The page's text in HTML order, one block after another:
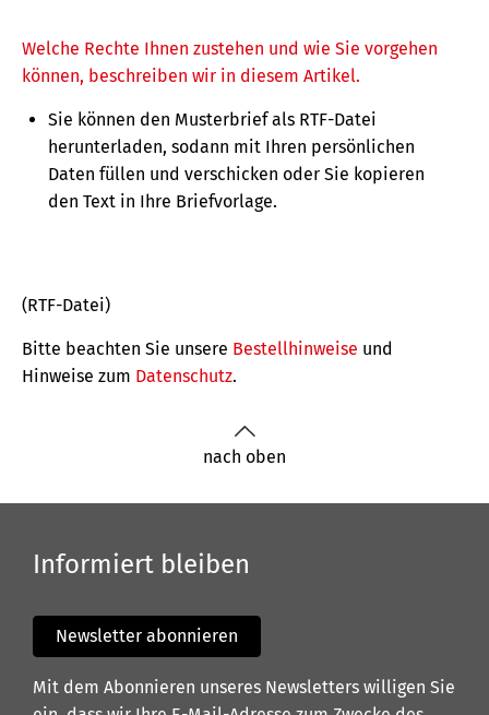
Welche Rechte Ihnen zustehen und wie Sie vorgehen
können, beschreiben wir in diesem Artikel.
Sie können den Musterbrief als RTF-Datei
herunterladen, sodann mit Ihren persönlichen
Daten füllen und verschicken oder Sie kopieren
den Text in Ihre Briefvorlage.
(RTF-Datei)
Bitte beachten Sie unsere Bestellhinweise und
Hinweise zum Datenschutz.
nach oben
Informiert bleiben
Newsletter abonnieren
Mit dem Abonnieren unseres Newsletters willigen Sie